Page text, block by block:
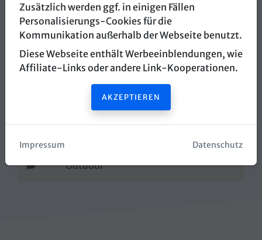
Zusätzlich werden ggf. in einigen Fällen
Personalisierungs-Cookies für die
Kommunikation außerhalb der Webseite benutzt.
Diese Webseite enthält Werbeeinblendungen, wie
Affiliate-Links oder andere Link-Kooperationen.
AKZEPTIEREN
Impressum Datenschutz
Sparkassenplatz
4820 Bad Ischl
Webseite öffnen
Outdoor